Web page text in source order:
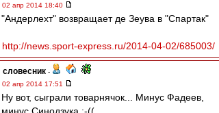
02 апр 2014 18:40
"Андерлехт" возвращает де Зеува в "Спартак"
http://news.sport-express.ru/2014-04-02/685003/
словесник -
02 апр 2014 17:51
Ну вот, сыграли товарнячок... Минус Фадеев,